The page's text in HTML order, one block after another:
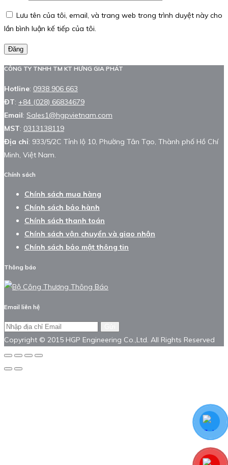
Lưu tên của tôi, email, và trang web trong trình duyệt này cho
lần bình luận kế tiếp của tôi.
Đăng
CÔNG TY TNHH TM KT HƯNG GIA PHÁT
Hotline: 0938 906 663
ĐT: +84 (028) 66834679
Email: Sales1@hgpvietnam.com
MST: 0313138119
Địa chỉ: 933/5/2C Tỉnh lộ 10, Phường Tân Tạo, Thành phố Hồ Chí
Minh, Việt Nam.
Chính sách
Chính sách mua hàng
Chính sách bảo hành
Chính sách thanh toán
Chính sách vận chuyển và giao nhận
Chính sách bảo mật thông tin
Thông báo
Email liên hệ
Copyright © 2015 HGP Engineering Co.,Ltd. All Rights Reserved